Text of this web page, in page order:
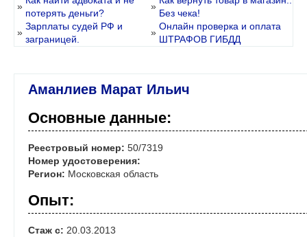
»
потерять деньги?
»
Без чека!
»
Зарплаты судей РФ и
заграницей.
»
Онлайн проверка и оплата
ШТРАФОВ ГИБДД
Аманлиев Марат Ильич
Основные данные:
Реестровый номер: 50/7319
Номер удостоверения:
Регион: Московская область
Опыт:
Стаж с: 20.03.2013